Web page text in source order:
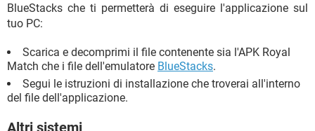
BlueStacks che ti permetterà di eseguire l'applicazione sul
tuo PC:
Scarica e decomprimi il file contenente sia l'APK Royal
Match che i file dell'emulatore BlueStacks.
Segui le istruzioni di installazione che troverai all'interno
del file dell'applicazione.
Altri sistemi